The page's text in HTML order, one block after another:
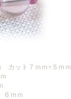
ット７ｍｍ×５ｍｍ
ｍｍ